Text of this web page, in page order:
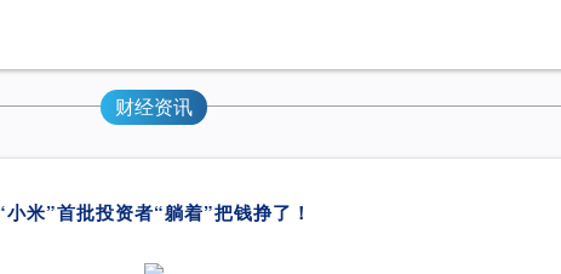
财经资讯
小米”首批投资者“躺着”把钱挣了！